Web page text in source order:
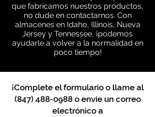
que fabricamos nuestros productos,
no dude en contactarnos. Con
almacenes en Idaho, Illinois, Nueva
Jersey y Tennessee, ¡podemos
ayudarle a volver a la normalidad en
poco tiempo!
¡Complete el formulario o llame al
(847) 488-0988o envíe un correo
electrónico a